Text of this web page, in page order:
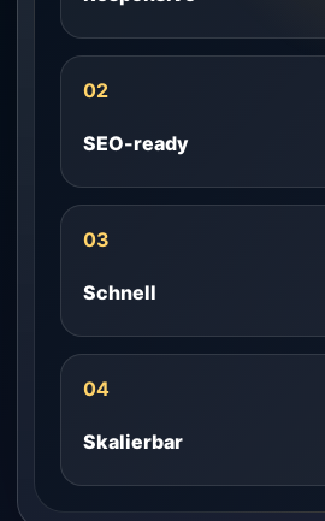
02
SEO-ready
03
Schnell
04
Skalierbar